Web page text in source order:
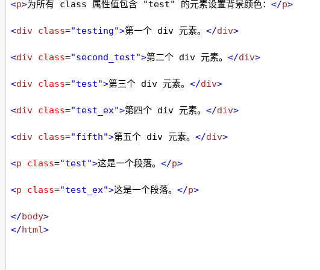
<p>为所有 class 属性值包含 "test" 的元素设置背景颜色： </p>
<div class="testing">第一个 div 元素。 </div>
<div class="second_test">第二个 div 元素。 </div>
<div class="test">第三个 div 元素。 </div>
<div class="test_ex">第四个 div 元素。 </div>
<div class="fifth">第五个 div 元素。 </div>
<p class="test">这是一个段落。 </p>
<p class="test_ex">这是一个段落。 </p>
</body>
</html>